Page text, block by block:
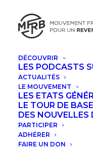
DÉCOUVRIR
LES PODCASTS
ACTUALITÉS
LE MOUVEMENT
LES ETATS
LE TOUR DE BASE
DES NOUVELLES
PARTICIPER
ADHÉRER
FAIRE UN DON